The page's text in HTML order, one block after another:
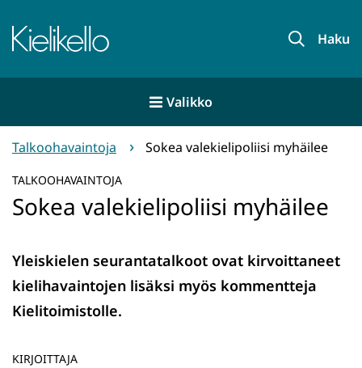
sisältöön
Etusivu Haku
Valikko
Talkoohavaintoja Sokea valekielipoliisi myhäilee
TALKOOHAVAINTOJA
Sokea valekielipoliisi myhäilee
Yleiskielen seurantatalkoot ovat kirvoittaneet
kielihavaintojen lisäksi myös kommentteja
Kielitoimistolle.
KIRJOITTAJA